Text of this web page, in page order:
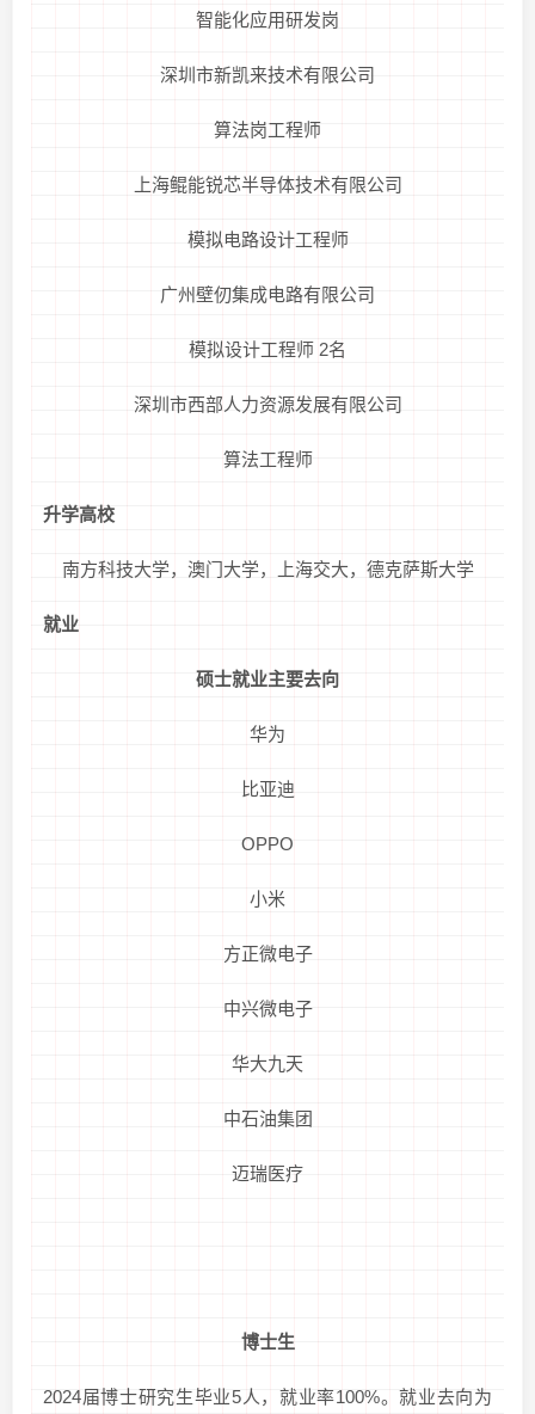
智能化应用研发岗
深圳市新凯来技术有限公司
算法岗工程师
上海鲲能锐芯半导体技术有限公司
模拟电路设计工程师
广州壁仞集成电路有限公司
模拟设计工程师 2名
深圳市西部人力资源发展有限公司
算法工程师
升学高校
南方科技大学，澳门大学，上海交大，德克萨斯大学
就业
硕士就业主要去向
华为
比亚迪
OPPO
小米
方正微电子
中兴微电子
华大九天
中石油集团
迈瑞医疗
博士生
2024届博士研究生毕业5人，就业率100%。就业去向为